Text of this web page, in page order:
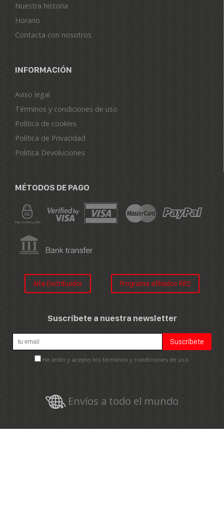
Nuestra historia
Horario
Contacta con nosotros
INFORMACIÓN
Aviso legal
Términos y condiciones de uso
Política de cookies
Política de Privacidad
Politica Devoluciones
MÉTODOS DE PAGO
Alta Distribuidor Programa afiliados RR2
Suscríbete a nuestra newsletter
He leído y acepto los términos y condiciones de uso.
Envíos a todo el mundo